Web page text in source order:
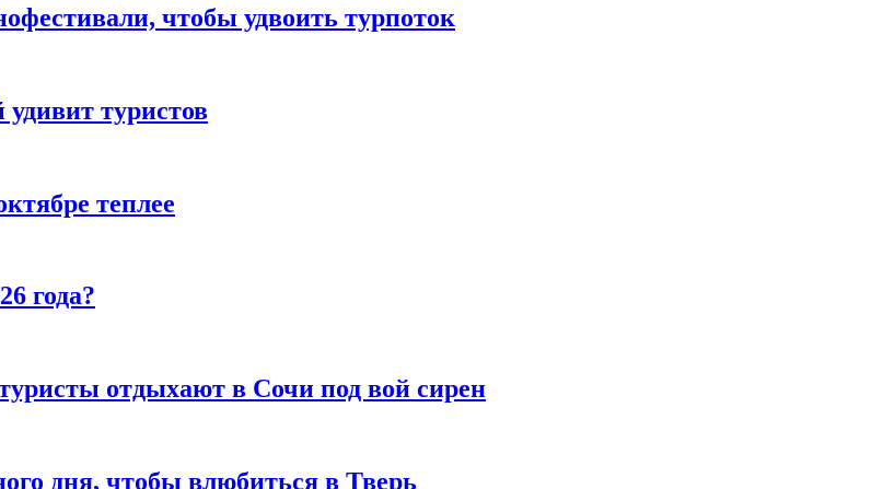
чтобы удвоить турпоток
туристов
теплее
года?
отдыхают в Сочи под вой сирен
дня, чтобы влюбиться в Тверь